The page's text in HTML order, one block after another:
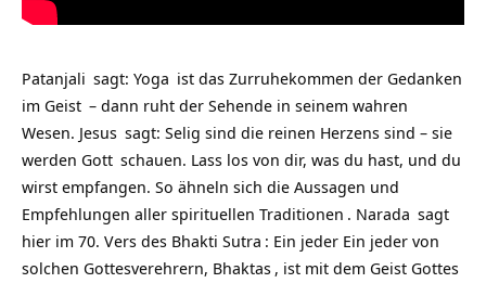
Patanjali sagt: Yoga ist das Zurruhekommen der Gedanken
im Geist – dann ruht der Sehende in seinem wahren
Wesen. Jesus sagt: Selig sind die reinen Herzens sind – sie
werden Gott schauen. Lass los von dir, was du hast, und du
wirst empfangen. So ähneln sich die Aussagen und
Empfehlungen aller spirituellen Traditionen . Narada sagt
hier im 70. Vers des Bhakti Sutra : Ein jeder Ein jeder von
solchen Gottesverehrern, Bhaktas , ist mit dem Geist Gottes